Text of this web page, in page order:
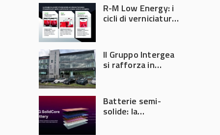
R-M Low Energy: i
cicli di verniciatura
tempi e costi in
carrozzeria
Il Gruppo Intergea
si rafforza in
Batterie semi-
solide: la